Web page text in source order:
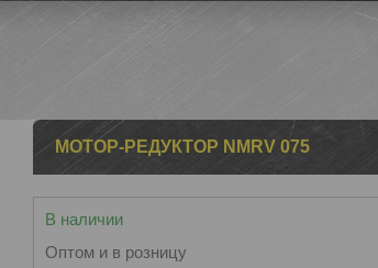
МОТОР-РЕДУКТОР NMRV 075
В наличии
Оптом и в розницу